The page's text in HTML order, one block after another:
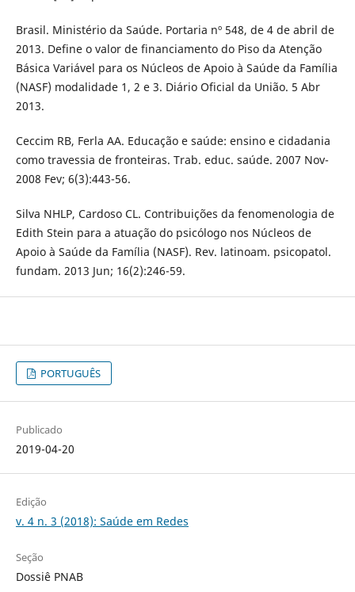
Brasil. Ministério da Saúde. Portaria nº 548, de 4 de abril de
2013. Define o valor de financiamento do Piso da Atenção
Básica Variável para os Núcleos de Apoio à Saúde da Família
(NASF) modalidade 1, 2 e 3. Diário Oficial da União. 5 Abr
2013.
Ceccim RB, Ferla AA. Educação e saúde: ensino e cidadania
como travessia de fronteiras. Trab. educ. saúde. 2007 Nov-
2008 Fev; 6(3):443-56.
Silva NHLP, Cardoso CL. Contribuições da fenomenologia de
Edith Stein para a atuação do psicólogo nos Núcleos de
Apoio à Saúde da Família (NASF). Rev. latinoam. psicopatol.
fundam. 2013 Jun; 16(2):246-59.
PORTUGUÊS
Publicado
2019-04-20
Edição
v. 4 n. 3 (2018): Saúde em Redes
Seção
Dossiê PNAB